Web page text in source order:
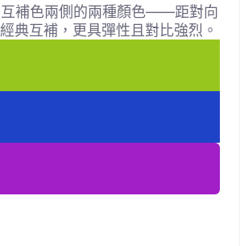
補色兩側的兩種顏色——距對向
典互補，更具彈性且對比強烈。